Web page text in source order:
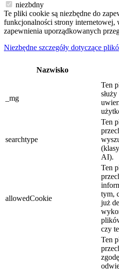
niezbdny
Te pliki cookie są niezbędne do
funkcjonalności strony internetowej,
zapewnienia uporządkowanych
Niezbędne szczegóły dotyczące
Nazwisko
_mg
Ten
searchtype
Ten
AI).
allowedCookie
Ten
tym,
już
czy
Ten
zgodę